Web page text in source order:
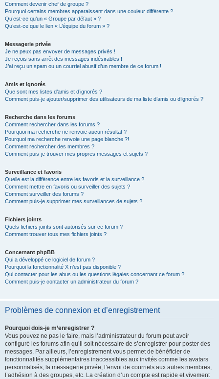
Comment devenir chef de groupe ?
Pourquoi certains membres apparaissent dans une couleur différente ?
Qu’est-ce qu’un « Groupe par défaut » ?
Qu’est-ce que le lien « L’équipe du forum » ?
Messagerie privée
Je ne peux pas envoyer de messages privés !
Je reçois sans arrêt des messages indésirables !
J’ai reçu un spam ou un courriel abusif d’un membre de ce forum !
Amis et ignorés
Que sont mes listes d’amis et d’ignorés ?
Comment puis-je ajouter/supprimer des utilisateurs de ma liste d’amis ou d’ignorés ?
Recherche dans les forums
Comment rechercher dans les forums ?
Pourquoi ma recherche ne renvoie aucun résultat ?
Pourquoi ma recherche renvoie une page blanche ?!
Comment rechercher des membres ?
Comment puis-je trouver mes propres messages et sujets ?
Surveillance et favoris
Quelle est la différence entre les favoris et la surveillance ?
Comment mettre en favoris ou surveiller des sujets ?
Comment surveiller des forums ?
Comment puis-je supprimer mes surveillances de sujets ?
Fichiers joints
Quels fichiers joints sont autorisés sur ce forum ?
Comment trouver tous mes fichiers joints ?
Concernant phpBB
Qui a développé ce logiciel de forum ?
Pourquoi la fonctionnalité X n’est pas disponible ?
Qui contacter pour les abus ou les questions légales concernant ce forum ?
Comment puis-je contacter un administrateur du forum ?
Problèmes de connexion et d’enregistrement
Pourquoi dois-je m’enregistrer ?
Vous pouvez ne pas le faire, mais l’administrateur du forum peut avoir
configuré les forums afin qu’il soit nécessaire de s’enregistrer pour poster des
messages. Par ailleurs, l’enregistrement vous permet de bénéficier de
fonctionnalités supplémentaires inaccessibles aux invités comme les avatars
personnalisés, la messagerie privée, l’envoi de courriels aux autres membres,
l’adhésion à des groupes, etc. La création d’un compte est rapide et vivement